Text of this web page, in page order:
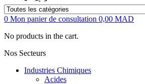
0 Mon panier de consultation 0,00 MAD
No products in the cart.
Nos Secteurs
Industries Chimiques
Acides